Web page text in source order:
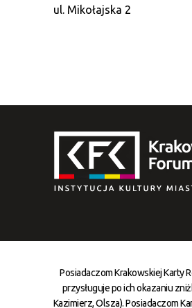
ul. Mikołajska 2
Posiadaczom Krakowskiej Karty
przysługuje po ich okazaniu
Kazimierz, Olsza). Posiadaczom